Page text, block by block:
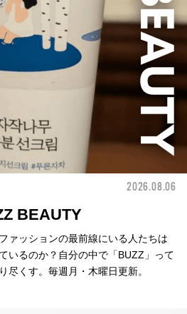
2026.08.06
BEAUTY
ァッションの最前線にいる人たちは
いるのか？自分の中で「BUZZ」って
尽くす。毎週月・木曜日更新。